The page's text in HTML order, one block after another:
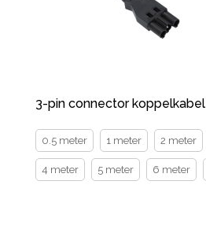
3-pin connector koppelkabel
0.5 meter 1 meter 2 meter
4 meter 5 meter 6 meter